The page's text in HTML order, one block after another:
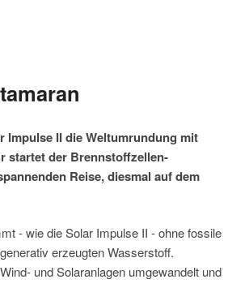
Impulse II die Weltumrundung mit
startet der Brennstoffzellen-
Reise, diesmal auf dem
- wie die Solar Impulse II - ohne fossile
erzeugten Wasserstoff.
und Solaranlagen umgewandelt und